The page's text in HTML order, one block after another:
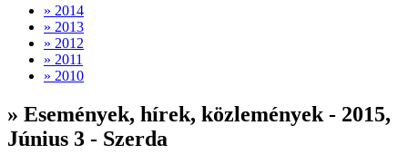
» 2014
» 2013
» 2012
» 2011
» 2010
» Események, hírek, közlemények - 2015,
Június 3 - Szerda